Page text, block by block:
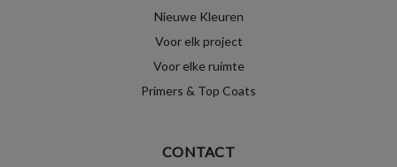
Nieuwe Kleuren
Voor elk project
Voor elke ruimte
Primers & Top Coats
CONTACT